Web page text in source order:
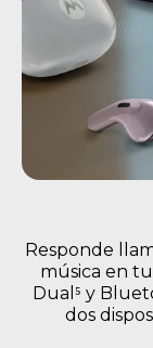
Responde
música en
Dual⁵ y
dos